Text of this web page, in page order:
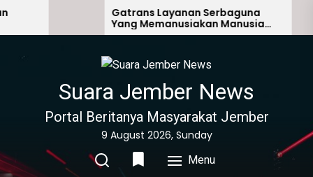
Skip
content
Gatrans Layanan Serbaguna
Yang Memanusiakan Manusia
Lain
Suara Jember News
Portal Beritanya Masyarakat Jember
9 August 2026, Sunday
Menu